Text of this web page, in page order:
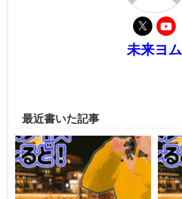
未来ヨム
最近書いた記事